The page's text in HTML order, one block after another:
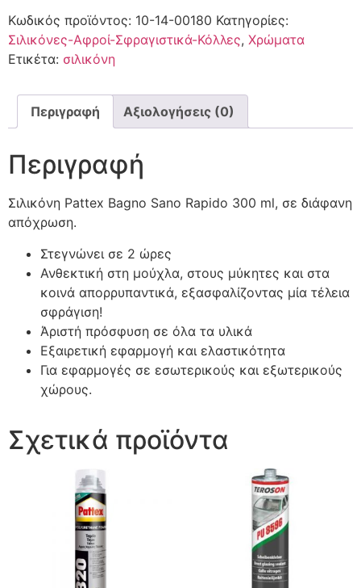
Κωδικός προϊόντος: 10-14-00180 Κατηγορίες:
Σιλικόνες-Αφροί-Σφραγιστικά-Κόλλες, Χρώματα
Ετικέτα: σιλικόνη
Περιγραφή Αξιολογήσεις (0)
Περιγραφή
Σιλικόνη Pattex Bagno Sano Rapido 300 ml, σε διάφανη
απόχρωση.
Στεγνώνει σε 2 ώρες
Ανθεκτική στη μούχλα, στους μύκητες και στα
κοινά απορρυπαντικά, εξασφαλίζοντας μία τέλεια
σφράγιση!
Άριστή πρόσφυση σε όλα τα υλικά
Εξαιρετική εφαρμογή και ελαστικότητα
Για εφαρμογές σε εσωτερικούς και εξωτερικούς
χώρους.
Σχετικά προϊόντα